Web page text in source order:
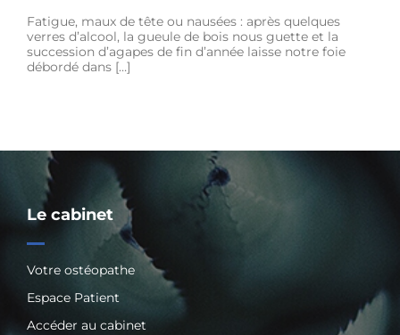
Fatigue, maux de tête ou nausées : après quelques
verres d’alcool, la gueule de bois nous guette et la
succession d’agapes de fin d’année laisse notre foie
débordé dans […]
Le cabinet
Votre ostéopathe
Espace Patient
Accéder au cabinet